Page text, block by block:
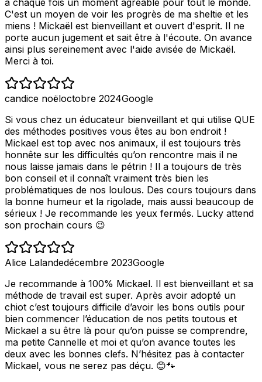
C'est un moyen de voir les progrès de ma sheltie et les
miens ! Mickaël est bienveillant et ouvert d'esprit. Il ne
porte aucun jugement et sait être à l'écoute. On avance
ainsi plus sereinement avec l'aide avisée de Mickaël.
Merci à toi.
candice noëloctobre 2024Google
Si vous chez un éducateur bienveillant et qui utilise QUE
des méthodes positives vous êtes au bon endroit !
Mickael est top avec nos animaux, il est toujours très
honnête sur les difficultés qu’on rencontre mais il ne
nous laisse jamais dans le pétrin ! Il a toujours de très
bon conseil et il connaît vraiment très bien les
problématiques de nos loulous. Des cours toujours dans
la bonne humeur et la rigolade, mais aussi beaucoup de
sérieux ! Je recommande les yeux fermés. Lucky attend
son prochain cours 😉
Alice Lalandedécembre 2023Google
Je recommande à 100% Mickael. Il est bienveillant et sa
méthode de travail est super. Après avoir adopté un
chiot c’est toujours difficile d’avoir les bons outils pour
bien commencer l’éducation de nos petits toutous et
Mickael a su être là pour qu’on puisse se comprendre,
ma petite Cannelle et moi et qu’on avance toutes les
deux avec les bonnes clefs. N’hésitez pas à contacter
Mickael, vous ne serez pas déçu. 😊🐾